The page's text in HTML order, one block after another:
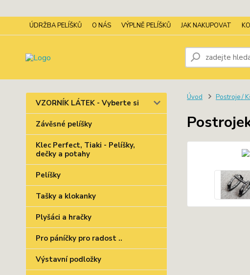
ÚDRŽBA PELÍŠKŮ O NÁS VÝPLNĚ PELÍŠKŮ JAK NAKUPOVAT
VZORNÍK LÁTEK - Vyberte si
Závěsné pelíšky
Klec Perfect, Tiaki - Pelíšky,
dečky a potahy
Pelíšky
Tašky a klokanky
Plyšáci a hračky
Pro páníčky pro radost ..
Výstavní podložky
Úvod Postroje /